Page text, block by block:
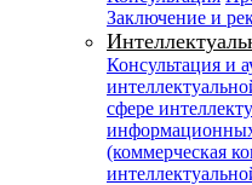
Заключение и
Консультация и
сфере
(коммерческая